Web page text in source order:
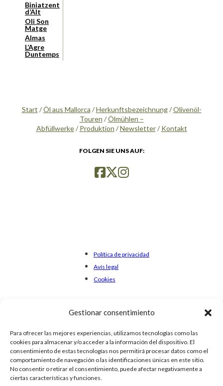
Gestionar consentimiento
Para ofrecer las mejores experiencias, utilizamos tecnologías como las
cookies para almacenar y/o acceder a la información del dispositivo. El
consentimiento de estas tecnologías nos permitirá procesar datos como el
comportamiento de navegación o las identificaciones únicas en este sitio.
No consentir o retirar el consentimiento, puede afectar negativamente a
ciertas características y funciones.
Biniatzent
d’Alt
Oli Son
Matge
Almas
L’Agre
Duntemps
Start /Öl aus Mallorca /Herkunftsbezeichnung/Olivenöl-
Touren /Ölmühlen –
Abfüllwerke/ Produktion /Newsletter/ Kontakt
FOLGEN SIE UNS AUF:
Política de privacidad
Avís legal
Cookies